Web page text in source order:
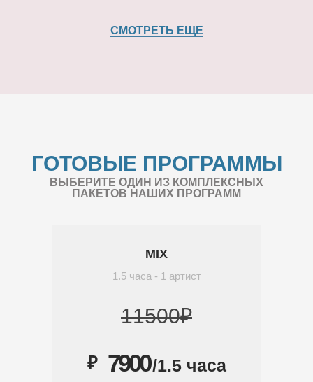
СМОТРЕТЬ ЕЩЕ
ГОТОВЫЕ ПРОГРАММЫ
ВЫБЕРИТЕ ОДИН ИЗ КОМПЛЕКСНЫХ
ПАКЕТОВ НАШИХ ПРОГРАММ
MIX
1.5 часа - 1 артист
11500₽
₽ 7900/1.5 часа